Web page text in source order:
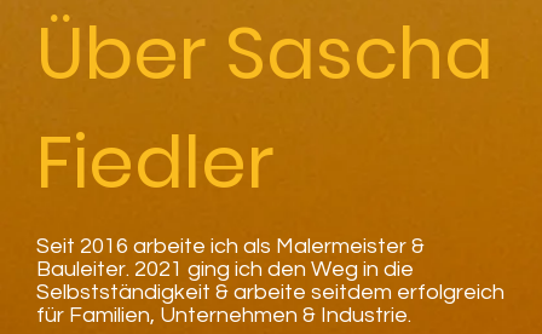
Über Sascha
Fiedler
Seit 2016 arbeite ich als Malermeister &
Bauleiter. 2021 ging ich den Weg in die
Selbstständigkeit & arbeite seitdem erfolgreich
für Familien, Unternehmen & Industrie.